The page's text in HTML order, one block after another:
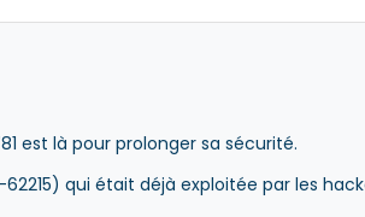
est là pour prolonger sa sécurité.
qui était déjà exploitée par les